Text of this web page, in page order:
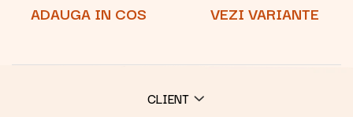
ADAUGA IN COS
VEZI VARIANTE
CLIENT